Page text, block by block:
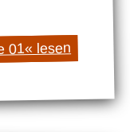
01« lesen